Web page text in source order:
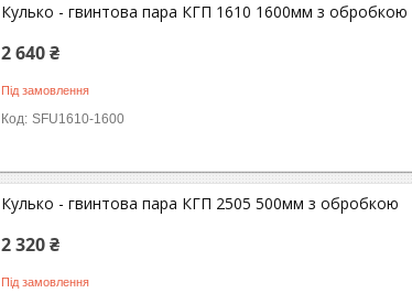
Кулько - гвинтова пара КГП 1610 1600мм з обробкою
2 640 ₴
Під замовлення
SFU1610-1600
Кулько - гвинтова пара КГП 2505 500мм з обробкою
2 320 ₴
Під замовлення